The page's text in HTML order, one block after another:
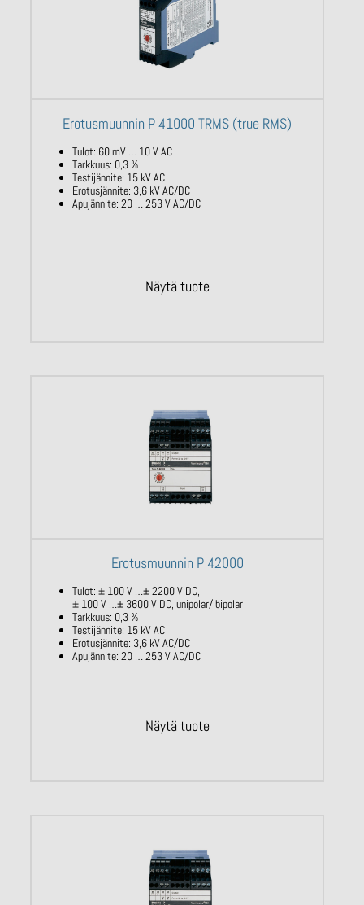
Erotusmuunnin P 41000 TRMS (true RMS)
Tulot: 60 mV … 10 V AC
Tarkkuus: 0,3 %
Testijännite: 15 kV AC
Erotusjännite: 3,6 kV AC/DC
Apujännite: 20 … 253 V AC/DC
Näytä tuote
Erotusmuunnin P 42000
Tulot: ± 100 V …± 2200 V DC,
± 100 V …± 3600 V DC, unipolar/ bipolar
Tarkkuus: 0,3 %
Testijännite: 15 kV AC
Erotusjännite: 3,6 kV AC/DC
Apujännite: 20 … 253 V AC/DC
Näytä tuote